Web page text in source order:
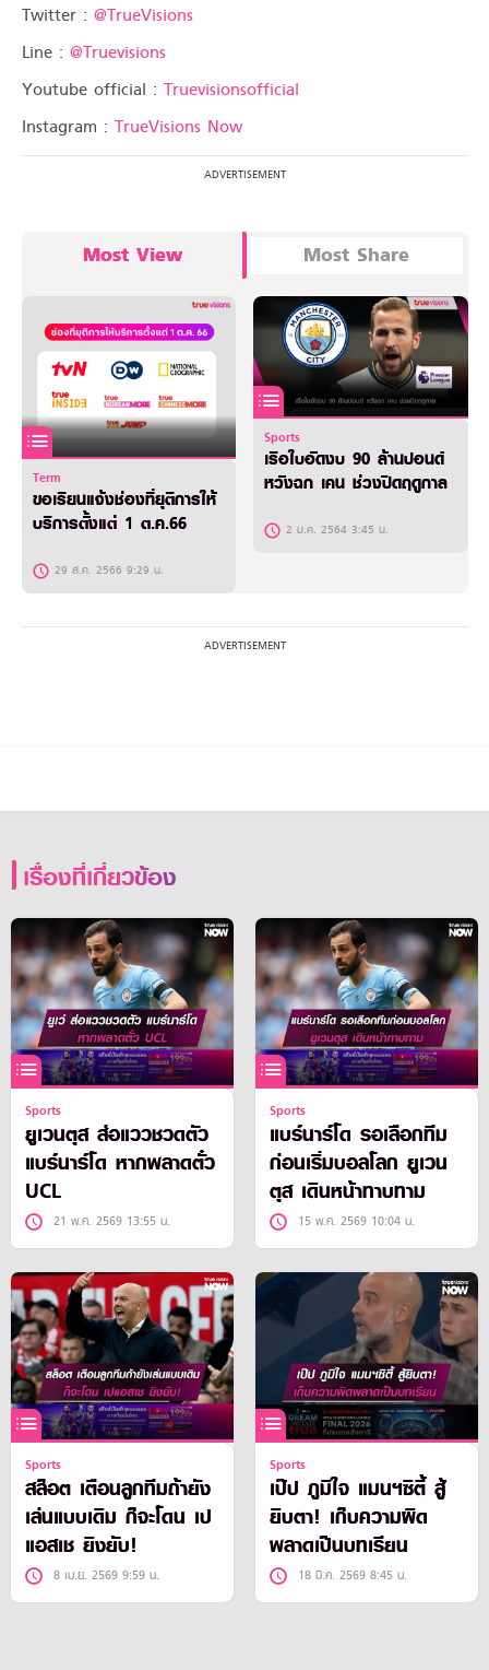
Twitter : @TrueVisions
Line : @Truevisions
Youtube official : Truevisionsofficial
Instagram : TrueVisions Now
Most View Most Share
Term
ขอเรียนแจ้งช่องที่ยุติการให้
บริการตั้งแต่ 1 ต.ค.66
29 ส.ค. 2566 9:29 น.
Sports
เรือใบอัดงบ 90 ล้านปอนด์
หวังฉก เคน ช่วงปิดฤดูกาล
2 ม.ค. 2564 3:45 น.
เรื่องที่เกี่ยวข้อง
Sports
ยูเวนตุส ส่อแววชวดตัว
แบร์นาร์โด หากพลาดตั๋ว
UCL
21 พ.ค. 2569 13:55 น.
Sports
แบร์นาร์โด รอเลือกทีม
ก่อนเริ่มบอลโลก ยูเวน
ตุส เดินหน้าทาบทาม
15 พ.ค. 2569 10:04 น.
Sports
สล็อต เตือนลูกทีมถ้ายัง
เล่นแบบเดิม ก็จะโดน เป
แอสเช ยิงยับ!
8 เม.ย. 2569 9:59 น.
Sports
เป๊ป ภูมิใจ แมนฯซิตี้ สู้
ยิบตา! เก็บความผิด
พลาดเป็นบทเรียน
18 มี.ค. 2569 8:45 น.